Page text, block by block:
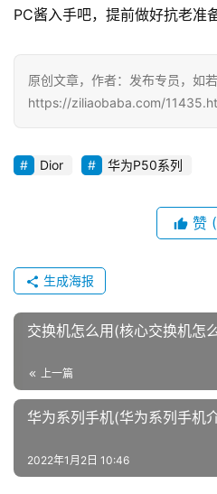
PC酱入手吧，提前做好抗老准
原创文章，作者：发布专员，如
https://ziliaobaba.com/
Dior 华为P50系列
赞
生成海报
交换机怎么用(核心交换机怎
上一篇
华为系列手机(华为系列手机
2022年1月2日 10:46